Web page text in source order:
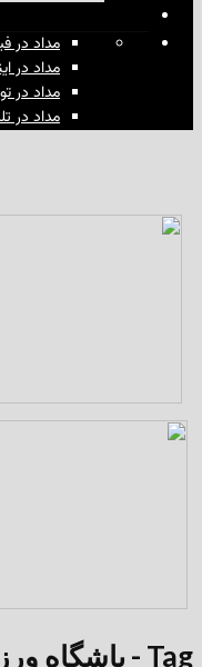
مداد در فیسبوک
مداد در اینستاگرام
مداد در توئیتر
مداد در تلگرام